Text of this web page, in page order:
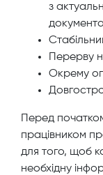
з
Перерву
Окрему
Перед
працівником
для того, щоб
необхідну